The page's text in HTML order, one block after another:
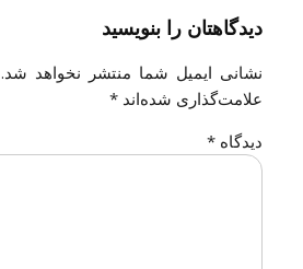
دیدگاهتان را بنویسید
نشانی ایمیل شما منتشر نخواهد شد.
علامت‌گذاری شده‌اند*
دیدگاه*